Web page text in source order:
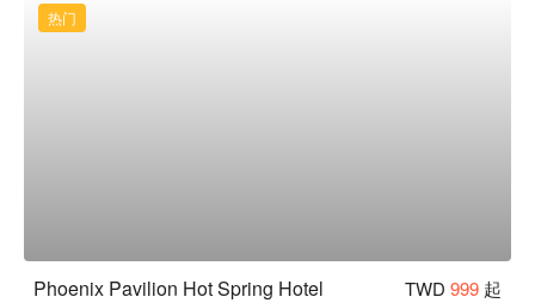
热门
Phoenix Pavilion Hot Spring Hotel TWD 999 起